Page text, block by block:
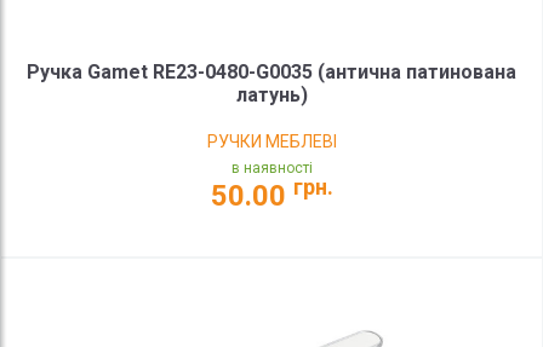
Ручка Gamet RE23-0480-G0035 (антична патинована
латунь)
РУЧКИ МЕБЛЕВІ
в наявності
50.00 грн.